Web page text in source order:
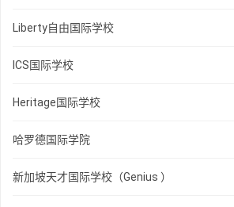
Liberty自由国际学校
ICS国际学校
Heritage国际学校
哈罗德国际学院
新加坡天才国际学校（Genius ）